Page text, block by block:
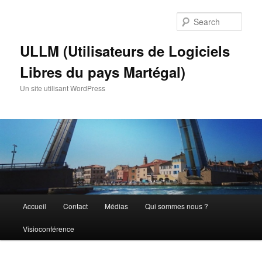
ULLM (Utilisateurs de Logiciels
Libres du pays Martégal)
Un site utilisant WordPress
Accueil Contact Médias Qui sommes nous ?
Visioconférence